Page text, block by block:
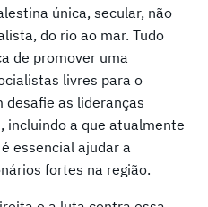
única, secular, não
do rio ao mar. Tudo
de promover uma
livres para o
desafie as lideranças
incluindo a que atualmente
essencial ajudar a
fortes na região.